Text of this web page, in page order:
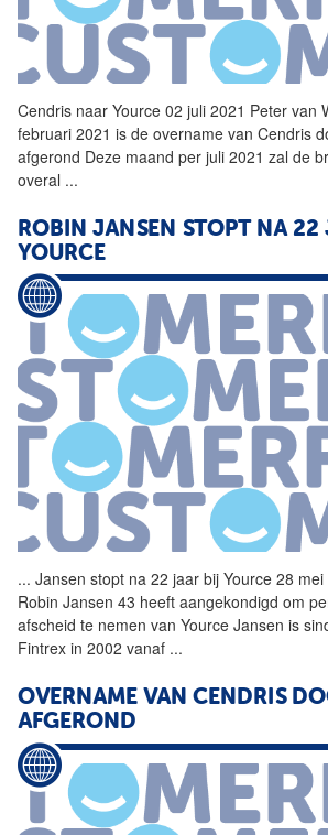
Cendris naar Yource 02 juli 2021 Peter van
februari 2021 is de overname van Cendris
afgerond Deze maand per juli 2021 zal de
overal ...
ROBIN JANSEN STOPT NA 22
YOURCE
... Jansen stopt na 22 jaar bij Yource 28 mei
Robin Jansen 43 heeft aangekondigd om
afscheid te nemen van Yource Jansen is
Fintrex in 2002 vanaf ...
OVERNAME VAN CENDRIS
AFGEROND